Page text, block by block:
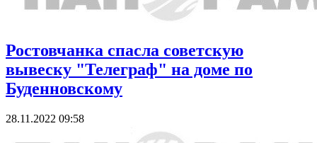
Ростовчанка спасла советскую
вывеску "Телеграф" на доме по
Буденновскому
28.11.2022 09:58